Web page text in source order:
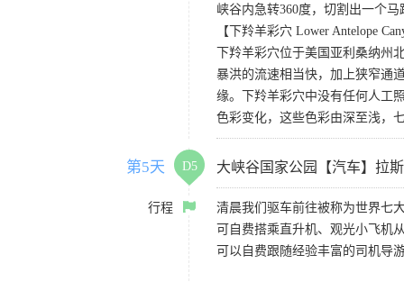
峡谷内急转360度，切割出一个
【下羚羊彩穴 Lower Antelope
下羚羊彩穴位于美国亚利桑纳
暴洪的流速相当快，加上狭窄通
缘。下羚羊彩穴中没有任何人工
色彩变化，这些色彩由深至浅，
第5天 D5 大峡谷国家公园【汽车】拉
行程
清晨我们驱车前往被称为世界七
可自费搭乘直升机、观光小飞机
可以自费跟随经验丰富的司机导